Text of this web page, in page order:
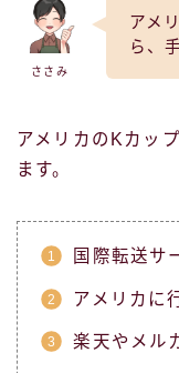
ささみ
アメ
ら、
アメリカのKカッ
ます。
国際転送サ
アメリカに
楽天やメル